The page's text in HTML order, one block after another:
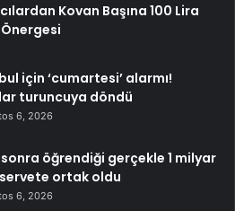
Kovan Başına 100 Lira
için ‘cumartesi’ alarmı!
turuncuya döndü
6, 2026
sonra öğrendiği gerçekle 1 milyar
servete ortak oldu
6, 2026